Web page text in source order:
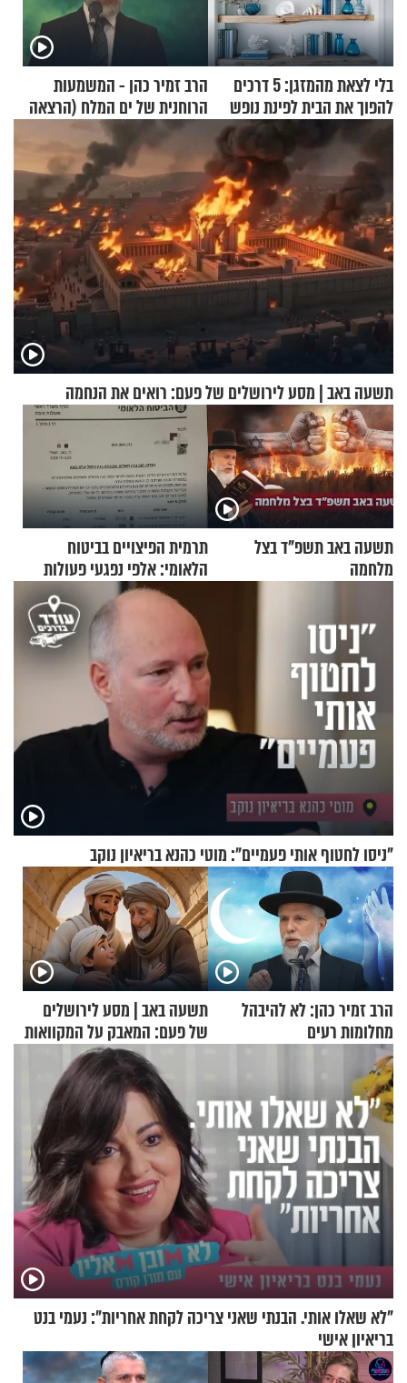
בלי לצאת מהמזגן: 5 דרכים
להפוך את הבית לפינת נופש
מעוצבת
הרב זמיר כהן - המשמעות
הרוחנית של ים המלח (הרצאה
בפרסית)
תשעה באב | מסע לירושלים של פעם: רואים את הנחמה
תשעה באב תשפ"ד בצל
מלחמה
תרמית הפיצויים בביטוח
הלאומי: אלפי נפגעי פעולות
איבה קיבלו כספים במירמה
"ניסו לחטוף אותי פעמיים": מוטי כהנא בריאיון נוקב
הרב זמיר כהן: לא להיבהל
מחלומות רעים
תשעה באב | מסע לירושלים
של פעם: המאבק על המקוואות
"לא שאלו אותי. הבנתי שאני צריכה לקחת אחריות": נעמי בנט
בריאיון אישי